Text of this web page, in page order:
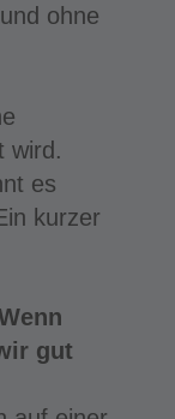
ohne
wird.
es
kurzer
gut